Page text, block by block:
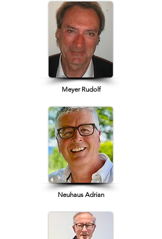
Meyer Rudolf
Neuhaus Adrian